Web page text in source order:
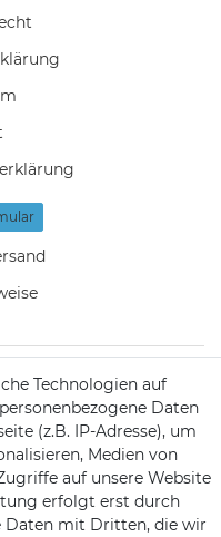
Technologien auf
Daten
(z.B. IP-Adresse), um
Medien von
auf unsere Website
erfolgt erst durch
Daten mit Dritten, die wir